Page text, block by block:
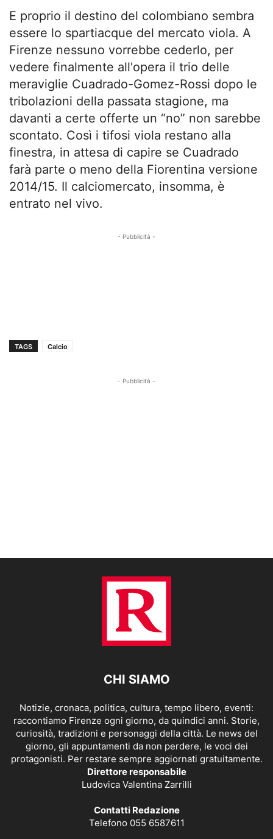
E proprio il destino del colombiano sembra
essere lo spartiacque del mercato viola. A
Firenze nessuno vorrebbe cederlo, per
vedere finalmente all'opera il trio delle
meraviglie Cuadrado-Gomez-Rossi dopo le
tribolazioni della passata stagione, ma
davanti a certe offerte un “no” non sarebbe
scontato. Così i tifosi viola restano alla
finestra, in attesa di capire se Cuadrado
farà parte o meno della Fiorentina versione
2014/15. Il calciomercato, insomma, è
entrato nel vivo.
- Pubblicità -
TAGS Calcio
- Pubblicità -
CHI SIAMO
Notizie, cronaca, politica, cultura, tempo libero, eventi:
raccontiamo Firenze ogni giorno, da quindici anni. Storie,
curiosità, tradizioni e personaggi della città. Le news del
giorno, gli appuntamenti da non perdere, le voci dei
protagonisti. Per restare sempre aggiornati gratuitamente.
Direttore responsabile
Ludovica Valentina Zarrilli
Contatti Redazione
Telefono 055 6587611